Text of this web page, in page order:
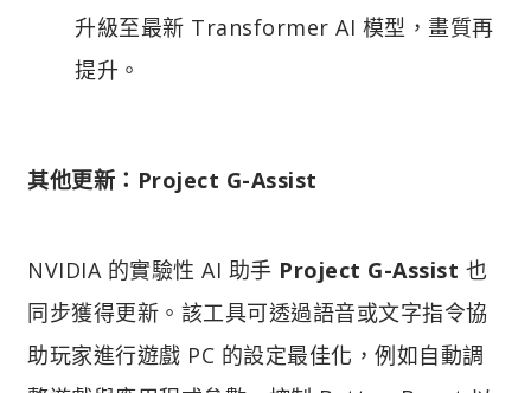
升級至最新 Transformer AI 模型，畫質再
提升。
其他更新：Project G-Assist​
NVIDIA 的實驗性 AI 助手 Project G-Assist 也
同步獲得更新。該工具可透過語音或文字指令協
助玩家進行遊戲 PC 的設定最佳化，例如自動調